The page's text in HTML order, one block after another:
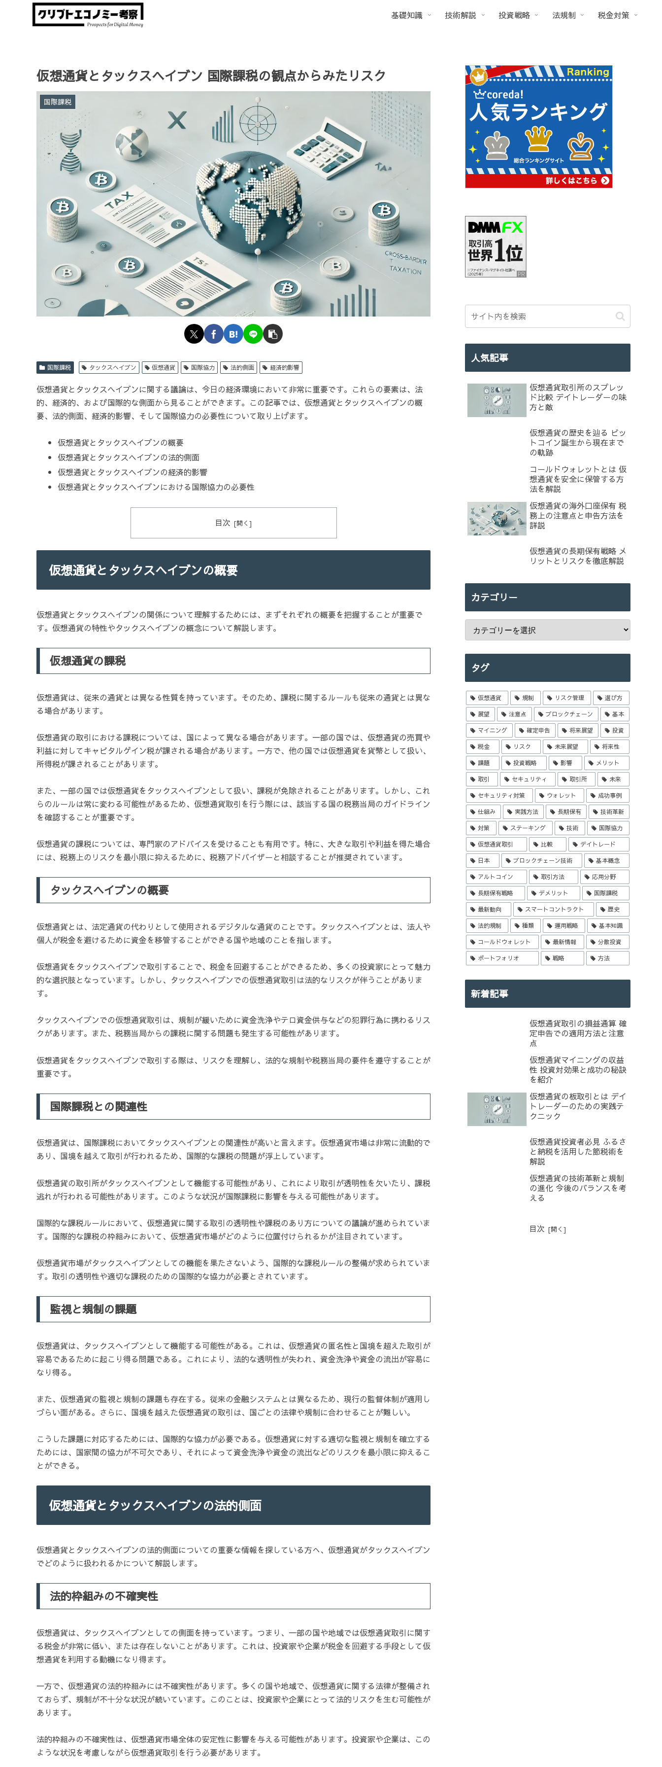
基礎知識 技術解説 投資戦略 法規制 税金対策
仮想通貨とタックスヘイブン 国際課税の観点からみたリスク
国際課税
国際課税 タックスヘイブン 仮想通貨 国際協力 法的側面 経済的影響
仮想通貨とタックスヘイブンに関する議論は、今日の経済環境において非常に重要です。これらの要素は、法
的、経済的、および国際的な側面から見ることができます。この記事では、仮想通貨とタックスヘイブンの概
要、法的側面、経済的影響、そして国際協力の必要性について取り上げます。
仮想通貨とタックスヘイブンの概要
仮想通貨とタックスヘイブンの法的側面
仮想通貨とタックスヘイブンの経済的影響
仮想通貨とタックスヘイブンにおける国際協力の必要性
目次
仮想通貨とタックスヘイブンの概要
仮想通貨とタックスヘイブンの関係について理解するためには、まずそれぞれの概要を把握することが重要で
す。仮想通貨の特性やタックスヘイブンの概念について解説します。
仮想通貨の課税
仮想通貨は、従来の通貨とは異なる性質を持っています。そのため、課税に関するルールも従来の通貨とは異な
る場合があります。
仮想通貨の取引における課税については、国によって異なる場合があります。一部の国では、仮想通貨の売買や
利益に対してキャピタルゲイン税が課される場合があります。一方で、他の国では仮想通貨を貨幣として扱い、
所得税が課されることがあります。
また、一部の国では仮想通貨をタックスヘイブンとして扱い、課税が免除されることがあります。しかし、これ
らのルールは常に変わる可能性があるため、仮想通貨取引を行う際には、該当する国の税務当局のガイドライン
を確認することが重要です。
仮想通貨の課税については、専門家のアドバイスを受けることも有用です。特に、大きな取引や利益を得た場合
には、税務上のリスクを最小限に抑えるために、税務アドバイザーと相談することが推奨されています。
タックスヘイブンの概要
仮想通貨とは、法定通貨の代わりとして使用されるデジタルな通貨のことです。タックスヘイブンとは、法人や
個人が税金を避けるために資金を移管することができる国や地域のことを指します。
仮想通貨をタックスヘイブンで取引することで、税金を回避することができるため、多くの投資家にとって魅力
的な選択肢となっています。しかし、タックスヘイブンでの仮想通貨取引は法的なリスクが伴うことがありま
す。
タックスヘイブンでの仮想通貨取引は、規制が緩いために資金洗浄やテロ資金供与などの犯罪行為に携わるリス
クがあります。また、税務当局からの課税に関する問題も発生する可能性があります。
仮想通貨をタックスヘイブンで取引する際は、リスクを理解し、法的な規制や税務当局の要件を遵守することが
重要です。
国際課税との関連性
仮想通貨は、国際課税においてタックスヘイブンとの関連性が高いと言えます。仮想通貨市場は非常に流動的で
あり、国境を越えて取引が行われるため、国際的な課税の問題が浮上しています。
仮想通貨の取引所がタックスヘイブンとして機能する可能性があり、これにより取引が透明性を欠いたり、課税
逃れが行われる可能性があります。このような状況が国際課税に影響を与える可能性があります。
国際的な課税ルールにおいて、仮想通貨に関する取引の透明性や課税のあり方についての議論が進められていま
す。国際的な課税の枠組みにおいて、仮想通貨市場がどのように位置付けられるかが注目されています。
仮想通貨市場がタックスヘイブンとしての機能を果たさないよう、国際的な課税ルールの整備が求められていま
す。取引の透明性や適切な課税のための国際的な協力が必要とされています。
監視と規制の課題
仮想通貨は、タックスヘイブンとして機能する可能性がある。これは、仮想通貨の匿名性と国境を超えた取引が
容易であるために起こり得る問題である。これにより、法的な透明性が失われ、資金洗浄や資金の流出が容易に
なり得る。
また、仮想通貨の監視と規制の課題も存在する。従来の金融システムとは異なるため、現行の監督体制が適用し
づらい面がある。さらに、国境を越えた仮想通貨の取引は、国ごとの法律や規制に合わせることが難しい。
こうした課題に対応するためには、国際的な協力が必要である。仮想通貨に対する適切な監視と規制を確立する
ためには、国家間の協力が不可欠であり、それによって資金洗浄や資金の流出などのリスクを最小限に抑えるこ
とができる。
仮想通貨とタックスヘイブンの法的側面
仮想通貨とタックスヘイブンの法的側面についての重要な情報を探している方へ、仮想通貨がタックスヘイブン
でどのように扱われるかについて解説します。
法的枠組みの不確実性
仮想通貨は、タックスヘイブンとしての側面を持っています。つまり、一部の国や地域では仮想通貨取引に関す
る税金が非常に低い、または存在しないことがあります。これは、投資家や企業が税金を回避する手段として仮
想通貨を利用する動機になり得ます。
一方で、仮想通貨の法的枠組みには不確実性があります。多くの国や地域で、仮想通貨に関する法律が整備され
ておらず、規制が不十分な状況が続いています。このことは、投資家や企業にとって法的リスクを生む可能性が
あります。
法的枠組みの不確実性は、仮想通貨市場全体の安定性に影響を与える可能性があります。投資家や企業は、この
ような状況を考慮しながら仮想通貨取引を行う必要があります。
人気記事
仮想通貨取引所のスプレッ
ド比較 デイトレーダーの味
方と敵
仮想通貨の歴史を辿る ビッ
トコイン誕生から現在まで
の軌跡
コールドウォレットとは 仮
想通貨を安全に保管する方
法を解説
仮想通貨の海外口座保有 税
務上の注意点と申告方法を
詳説
仮想通貨の長期保有戦略 メ
リットとリスクを徹底解説
カテゴリー
タグ
仮想通貨 規制 リスク管理 選び方
展望 注意点 ブロックチェーン 基本
マイニング 確定申告 将来展望 投資
税金 リスク 未来展望 将来性
課題 投資戦略 影響 メリット
取引 セキュリティ 取引所 未来
セキュリティ対策 ウォレット 成功事例
仕組み 実践方法 長期保有 技術革新
対策 ステーキング 技術 国際協力
仮想通貨取引 比較 デイトレード
日本 ブロックチェーン技術 基本概念
アルトコイン 取引方法 応用分野
長期保有戦略 デメリット 国際課税
最新動向 スマートコントラクト 歴史
法的規制 種類 運用戦略 基本知識
コールドウォレット 最新情報 分散投資
ポートフォリオ 戦略 方法
新着記事
仮想通貨取引の損益通算 確
定申告での適用方法と注意
点
仮想通貨マイニングの収益
性 投資対効果と成功の秘訣
を紹介
仮想通貨の板取引とは デイ
トレーダーのための実践テ
クニック
仮想通貨投資者必見 ふるさ
と納税を活用した節税術を
解説
仮想通貨の技術革新と規制
の進化 今後のバランスを考
える
目次